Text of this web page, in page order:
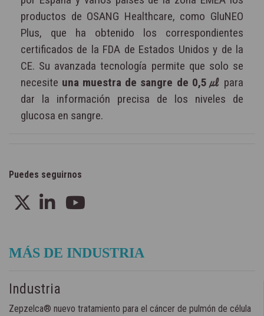
productos de OSANG Healthcare, como GluNEO
Plus, que ha obtenido los correspondientes
certificados de la FDA de Estados Unidos y de la
CE. Su avanzada tecnología permite que solo se
necesite una muestra de sangre de 0,5㎕ para
dar la información precisa de los niveles de
glucosa en sangre.
Puedes seguirnos
MÁS DE INDUSTRIA
Industria
Zepzelca® nuevo tratamiento para el cáncer de pulmón de célula